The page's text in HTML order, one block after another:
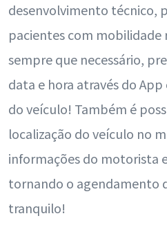
desenvolvimento técnico,
pacientes com mobilidade
sempre que necessário,
data e hora através do
do veículo! Também é
localização do veículo no
informações do motorista
tornando o agendamento
tranquilo!